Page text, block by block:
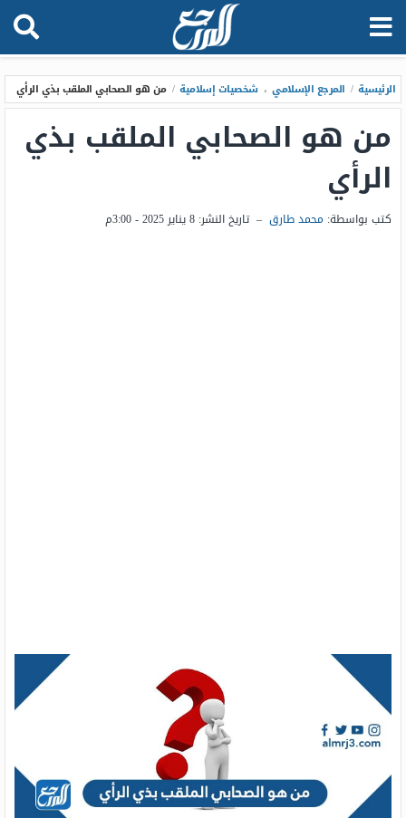
الرئيسية / المرجع الإسلامي ، شخصيات إسلامية / من هو الصحابي الملقب بذي الرأي
من هو الصحابي الملقب بذي
الرأي
كتب بواسطة: محمد طارق – تاريخ النشر: 8 يناير 2025 - 3:00م